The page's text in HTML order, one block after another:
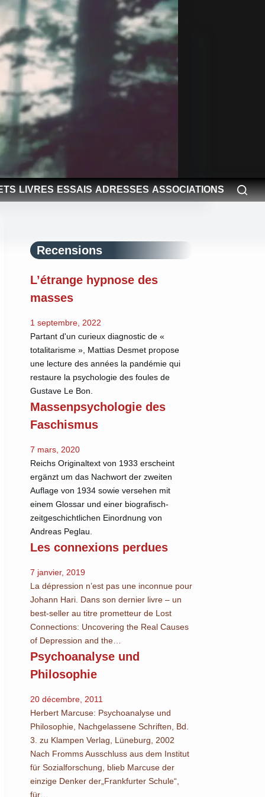
LIVRES ESSAIS ADRESSES ASSOCIATIONS
Recensions
L’étrange hypnose des
masses
1 septembre, 2022
Partant d'un curieux diagnostic de «
totalitarisme », Mattias Desmet propose
une lecture des années la pandémie qui
restaure la psychologie des foules de
Gustave Le Bon.
Massenpsychologie des
Faschismus
7 mars, 2020
Reichs Originaltext von 1933 erscheint
ergänzt um das Nachwort der zweiten
Auflage von 1934 sowie versehen mit
einem Glossar und einer biografisch-
zeitgeschichtlichen Einordnung von
Andreas Peglau.
Les connexions perdues
7 janvier, 2019
La dépression n’est pas une inconnue pour
Johann Hari. Dans son dernier livre – un
best-seller au titre prometteur de Lost
Connections: Uncovering the Real Causes
of Depression and the…
Psychoanalyse und
Philosophie
20 décembre, 2011
Herbert Marcuse: Psychoanalyse und
Philosophie, Nachgelassene Schriften, Bd.
3. zu Klampen Verlag, Lüneburg, 2002
Nach Fromms Ausschluss aus dem Institut
für Sozialforschung, blieb Marcuse der
einzige Denker der„Frankfurter Schule“,
für…